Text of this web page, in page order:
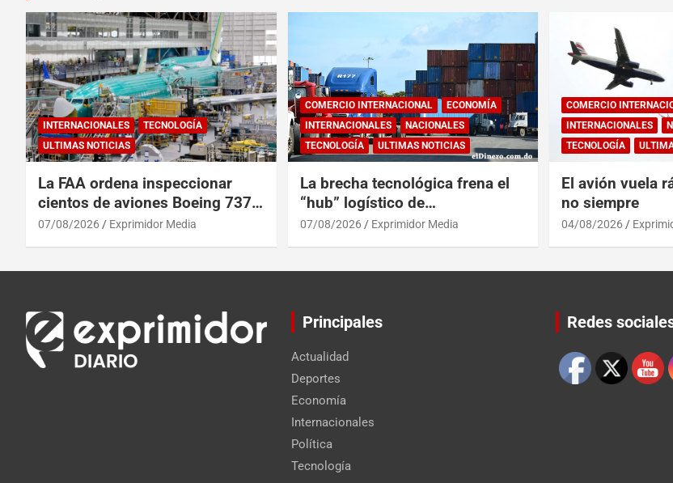
INTERNACIONALES
TECNOLOGÍA
ULTIMAS NOTICIAS
La FAA ordena inspeccionar
cientos de aviones Boeing 737
Max por posibles grietas
07/08/2026 Exprimidor Media
COMERCIO INTERNACIONAL
ECONOMÍA
INTERNACIONALES
NACIONALES
TECNOLOGÍA
ULTIMAS NOTICIAS
La brecha tecnológica frena el
“hub” logístico de
Centroamérica y RD
07/08/2026 Exprimidor Media
COMERCIO
INTERNACIONALES
TECNOLOGÍA
El avión vuela
no siempre
04/08/2026
Principales
Actualidad
Deportes
Economía
Internacionales
Política
Tecnología
Redes Set Youtube Channel